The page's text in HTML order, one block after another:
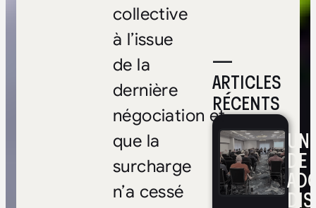
—
ARTICLES
RÉCENTS
DE
collective
à l’issue
de la
dernière
négociation et
que la
surcharge
n’a cessé